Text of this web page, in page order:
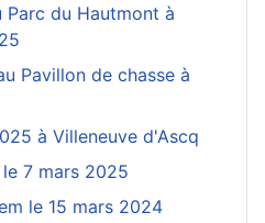
Parc du Hautmont à
Pavillon de chasse à
à Villeneuve d'Ascq
7 mars 2025
le 15 mars 2024